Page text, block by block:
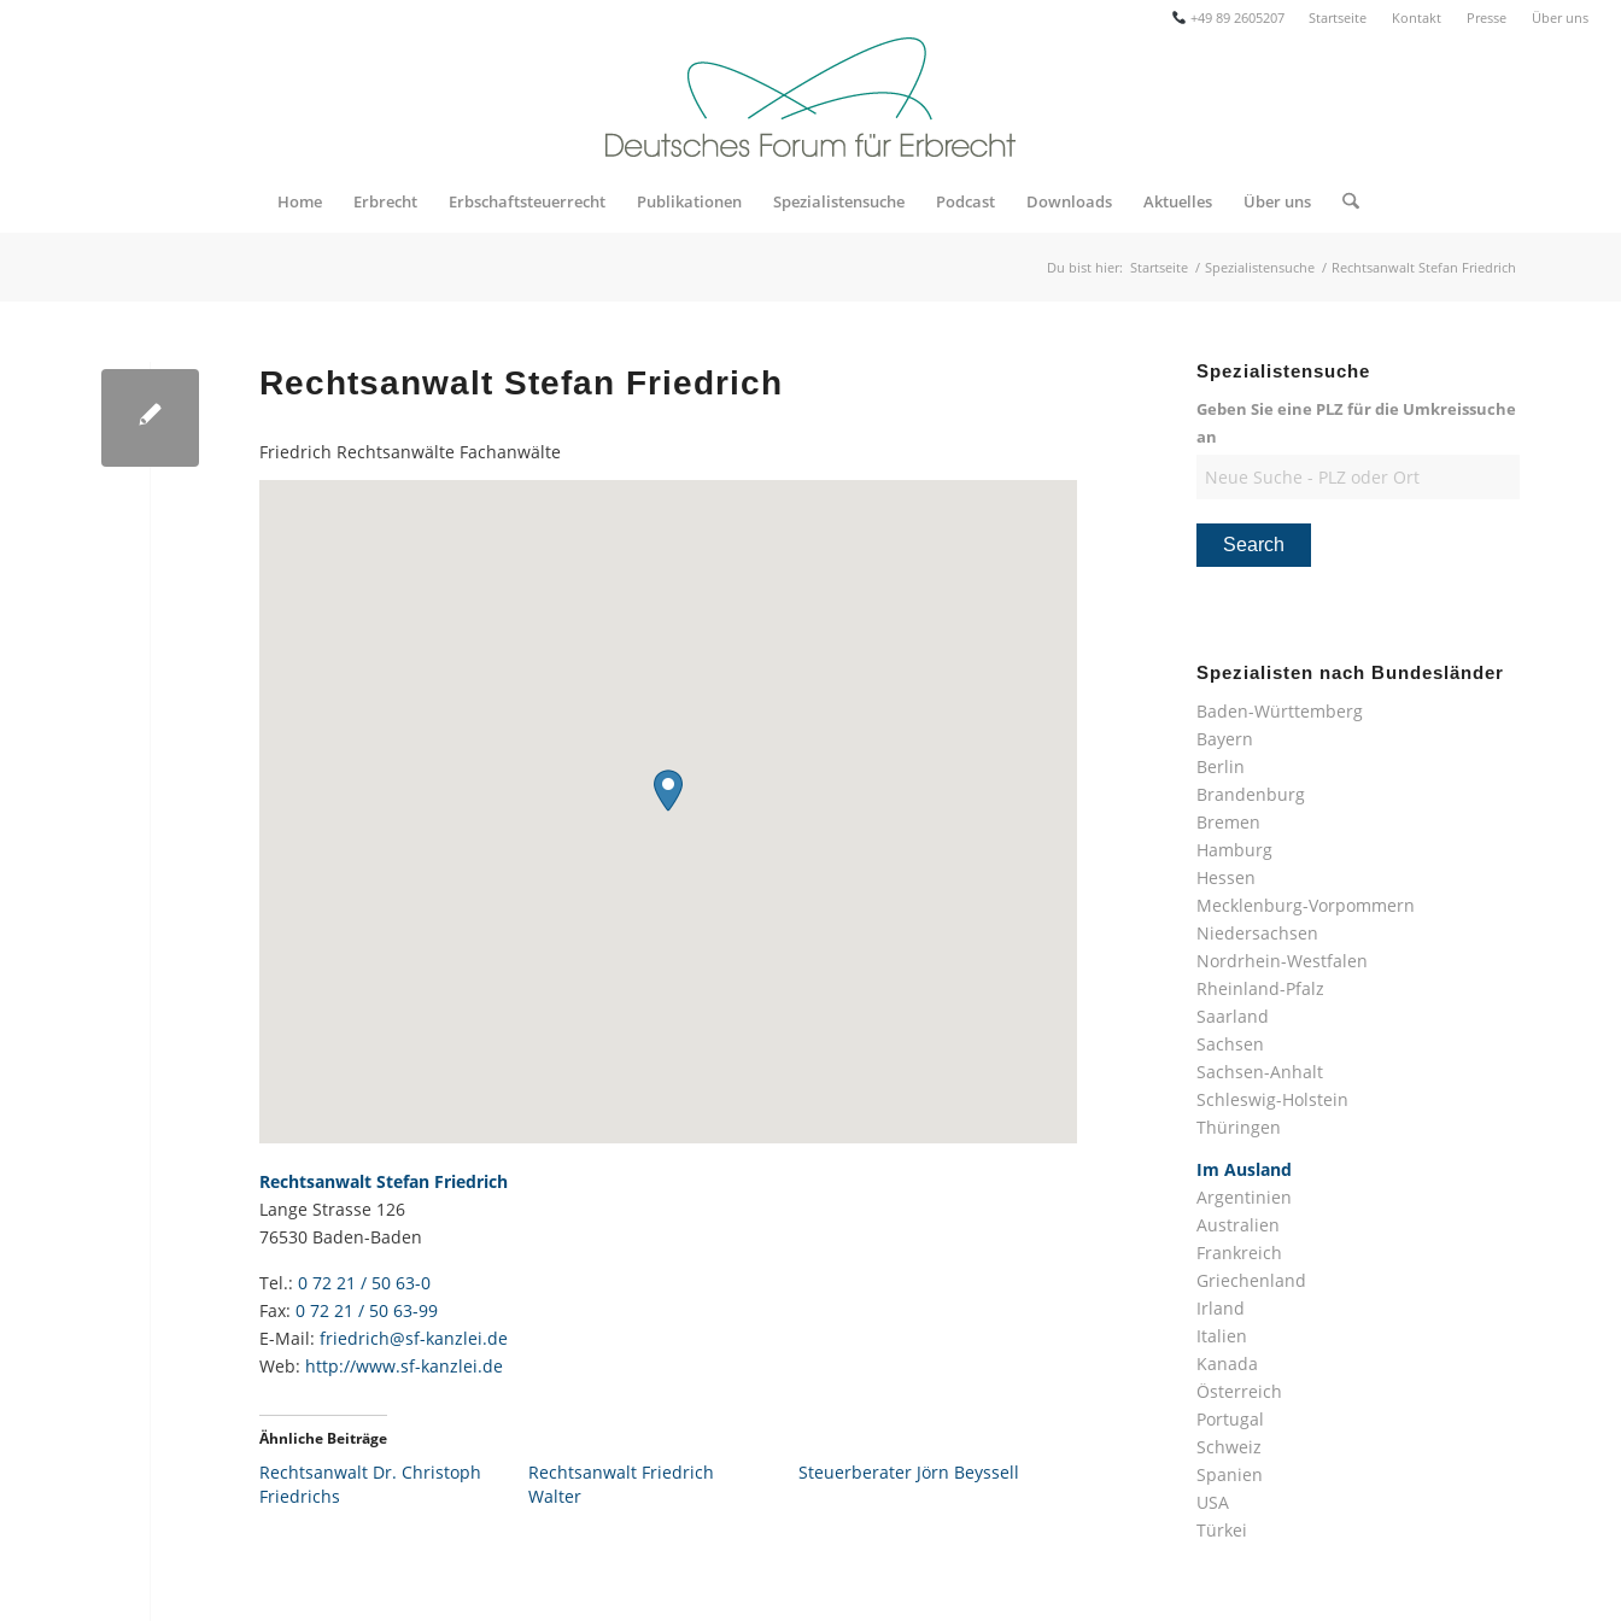
Startseite Kontakt Presse Über uns
+49 89 2605207
Home Erbrecht Erbschaftsteuerrecht Publikationen Spezialistensuche Podcast Downloads Aktuelles Über uns
Du bist hier: Startseite / Spezialistensuche / Rechtsanwalt Stefan Friedrich
Rechtsanwalt Stefan Friedrich
Friedrich Rechtsanwälte Fachanwälte
Rechtsanwalt Stefan Friedrich
Lange Strasse 126
76530 Baden-Baden
Tel.: 0 72 21 / 50 63-0
Fax: 0 72 21 / 50 63-99
E-Mail: friedrich@sf-kanzlei.de
Web: http://www.sf-kanzlei.de
Ähnliche Beiträge
Rechtsanwalt Dr. Christoph
Friedrichs
Rechtsanwalt Friedrich
Walter
Steuerberater Jörn Beyssell
Spezialistensuche
Geben Sie eine PLZ für die Umkreissuche
an
Spezialisten nach Bundesländer
Baden-Württemberg
Bayern
Berlin
Brandenburg
Bremen
Hamburg
Hessen
Mecklenburg-Vorpommern
Niedersachsen
Nordrhein-Westfalen
Rheinland-Pfalz
Saarland
Sachsen
Sachsen-Anhalt
Schleswig-Holstein
Thüringen
Im Ausland
Argentinien
Australien
Frankreich
Griechenland
Irland
Italien
Kanada
Österreich
Portugal
Schweiz
Spanien
USA
Türkei